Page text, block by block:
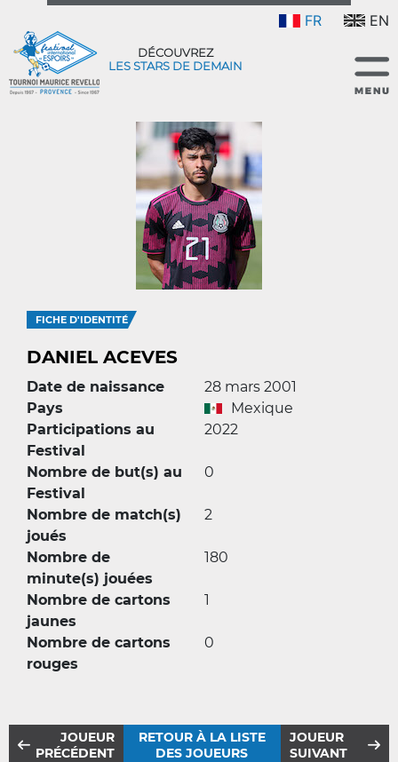
FR EN
DÉCOUVREZ
LES STARS DE DEMAIN
FICHE D'IDENTITÉ
DANIEL ACEVES
Date de naissance
28 mars 2001
Pays
Mexique
Participations au
Festival
2022
Nombre de but(s) au
Festival
0
Nombre de match(s)
joués
2
Nombre de
minute(s) jouées
180
Nombre de cartons
jaunes
1
Nombre de cartons
rouges
0
JOUEUR
PRÉCÉDENT
RETOUR À LA LISTE
DES JOUEURS
JOUEUR
SUIVANT